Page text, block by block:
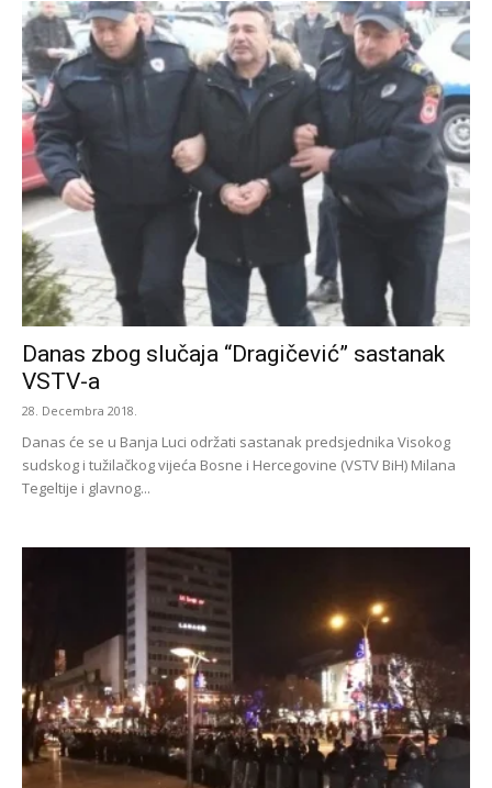
Danas zbog slučaja “Dragičević” sastanak
VSTV-a
28. Decembra 2018.
Danas će se u Banja Luci održati sastanak predsjednika Visokog
sudskog i tužilačkog vijeća Bosne i Hercegovine (VSTV BiH) Milana
Tegeltije i glavnog...